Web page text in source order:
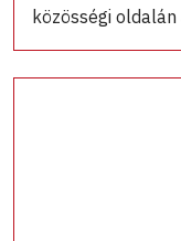
közösségi